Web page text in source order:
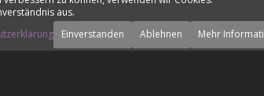
aus.
Einverstanden Ablehnen Mehr